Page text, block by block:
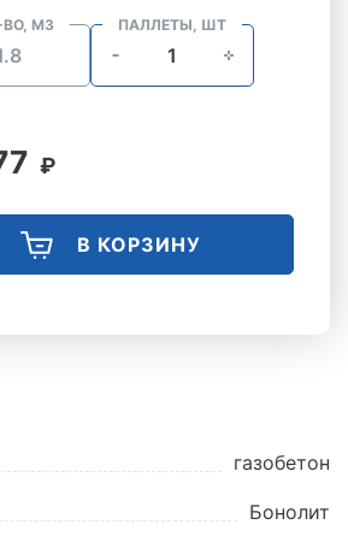
М3 ПАЛЛЕТЫ, ШТ
₽
В КОРЗИНУ
газобетон
Бонолит